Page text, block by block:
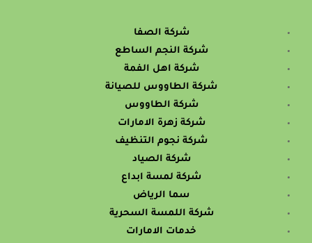
شركة الصفا
شركة النجم الساطع
شركة اهل الفمة
شركة الطاووس للصيانة
شركة الطاووس
شركة زهرة الامارات
شركة نجوم التنظيف
شركة الصياد
شركة لمسة ابداع
سما الرياض
شركة اللمسة السحرية
خدمات الامارات